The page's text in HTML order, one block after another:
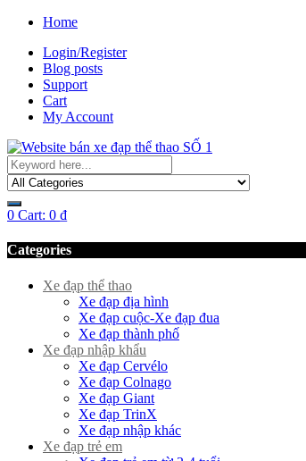
Home
Login/Register
Blog posts
Support
Cart
My Account
0 Cart: 0 ₫
Categories
Xe đạp thể thao
Xe đạp địa hình
Xe đạp cuộc-Xe đạp đua
Xe đạp thành phố
Xe đạp nhập khẩu
Xe đạp Cervélo
Xe đạp Colnago
Xe đạp Giant
Xe đạp TrinX
Xe đạp nhập khác
Xe đạp trẻ em